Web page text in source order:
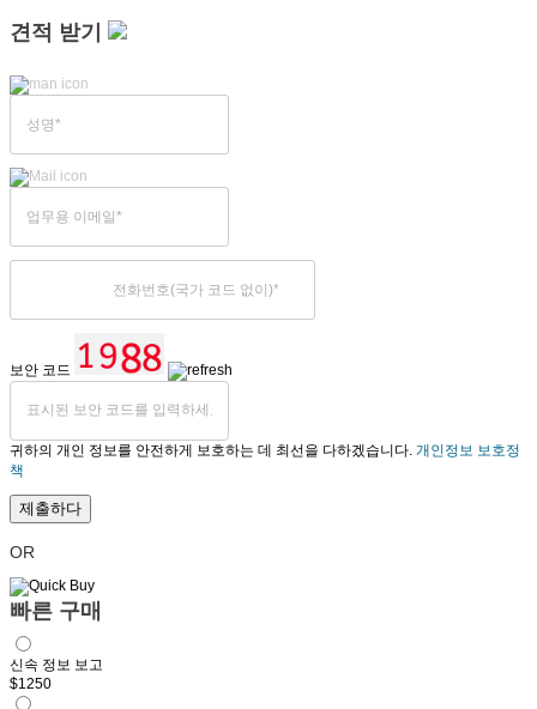
견적 받기
보안 코드
귀하의 개인 정보를 안전하게 보호하는 데 최선을 다하겠습니다. 개인정보 보호정
책
제출하다
OR
빠른 구매
신속 정보 보고
$1250